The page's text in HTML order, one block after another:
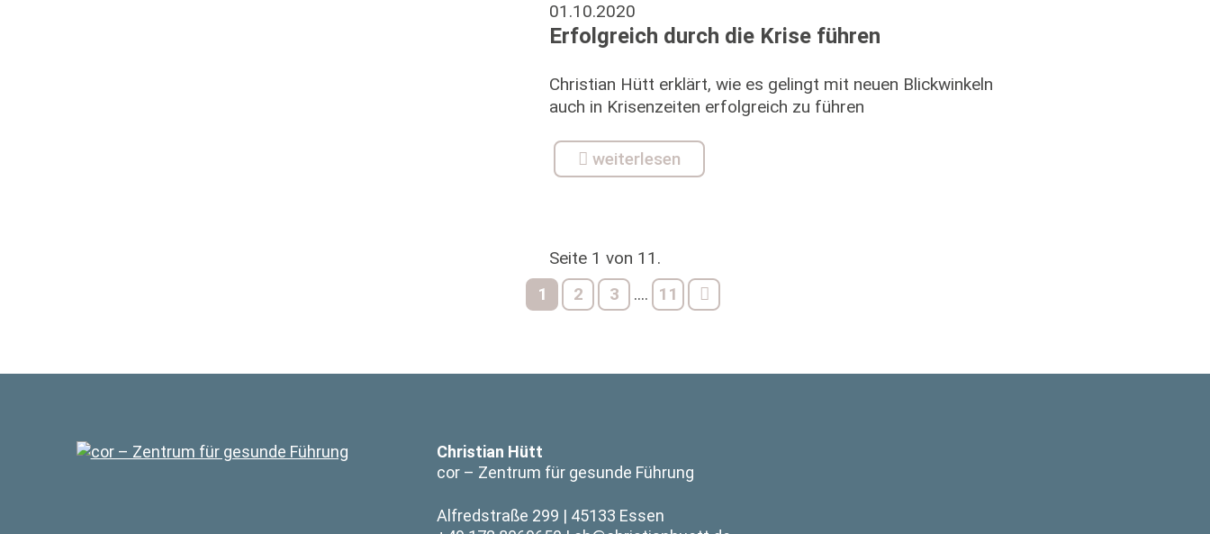
01.10.2020
Erfolgreich durch die Krise führen
Christian Hütt erklärt, wie es gelingt mit neuen Blickwinkeln
auch in Krisenzeiten erfolgreich zu führen
weiterlesen
Seite 1 von 11.
1
2 3 .... 11
Christian Hütt
cor – Zentrum für gesunde Führung
Alfredstraße 299
45133 Essen